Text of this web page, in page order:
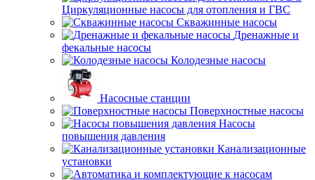
Циркуляционные насосы для отопления и ГВС
Скважинные насосы
Дренажные и
фекальные насосы
Колодезные насосы
Насосные станции
Поверхностные насосы
Насосы
повышения давления
Канализационные
установки